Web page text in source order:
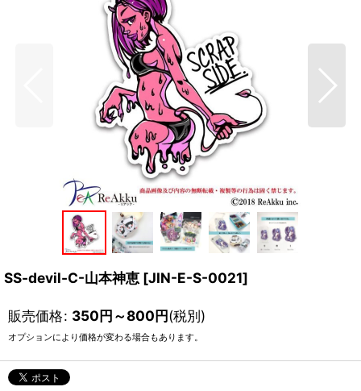
SS-devil-C-山本神恵 [JIN-E-S-0021]
販売価格: 350円～800円(税別)
オプションにより価格が変わる場合もあります。